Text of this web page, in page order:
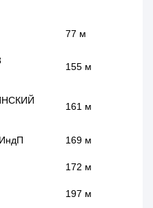
77 м
155 м
161 м
169 м
172 м
197 м